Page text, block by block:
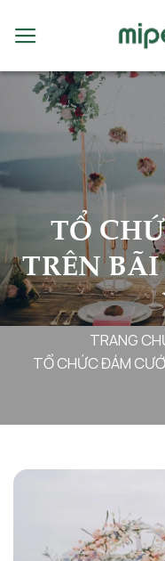
đến
dung
TỔ
TRÊN
TRANG
TỔ CHỨC ĐÁM